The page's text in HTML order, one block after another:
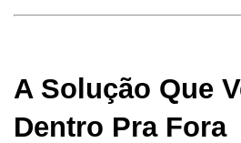
A Solução Que
Dentro Pra Fora